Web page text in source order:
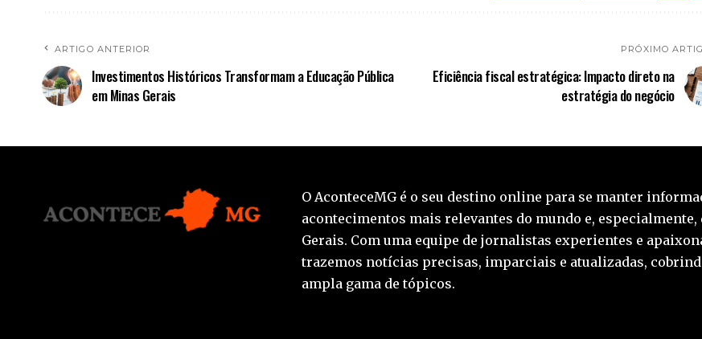
ARTIGO ANTERIOR
Investimentos Históricos Transformam a Educação Pública
em Minas Gerais
PRÓXIMO
Eficiência fiscal estratégica: Impacto direto na
estratégia do negócio
O AconteceMG é o seu destino online para se manter
acontecimentos mais relevantes do mundo e, especialmente,
Gerais. Com uma equipe de jornalistas experientes e
trazemos notícias precisas, imparciais e atualizadas,
ampla gama de tópicos.